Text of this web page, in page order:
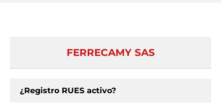
FERRECAMY SAS
¿Registro RUES activo?